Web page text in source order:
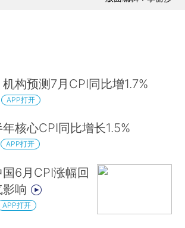
机构预测7月CPI同比增1.7%
APP打开
核心CPI同比增长1.5%
APP打开
6月CPI涨幅回
响
APP打开